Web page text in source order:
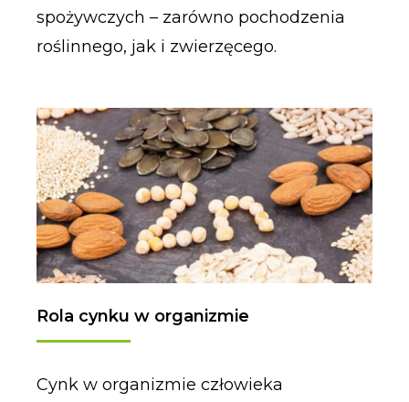
spożywczych – zarówno pochodzenia
roślinnego, jak i zwierzęcego.
Rola cynku w organizmie
Cynk w organizmie człowieka